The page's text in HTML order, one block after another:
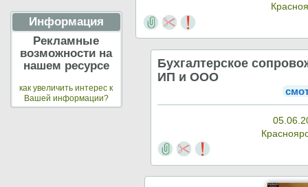
Информация
Рекламные
возможности на
нашем ресурсе
как увеличить интерес к
Вашей информации?
Бухгалтерское
ИП и ООО